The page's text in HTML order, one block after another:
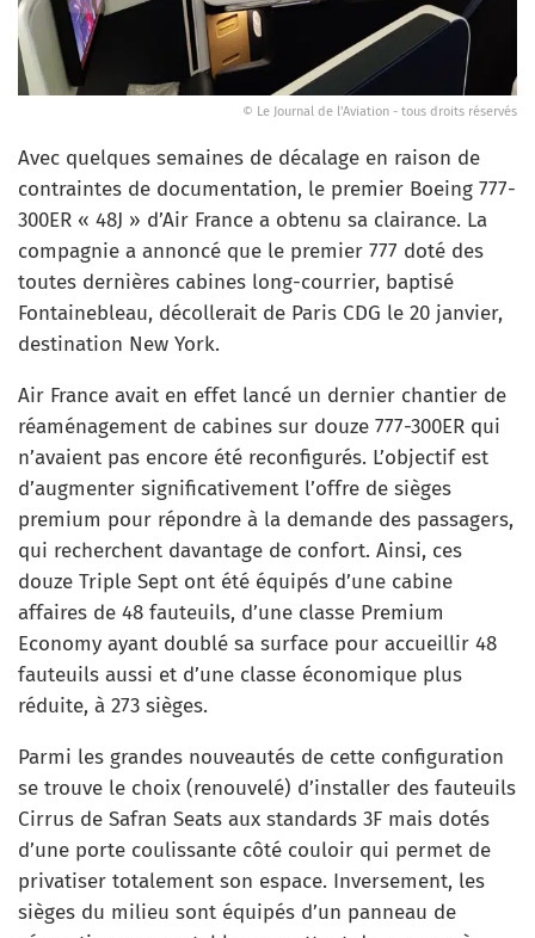
© Le Journal de l'Aviation - tous droits réservés
Avec quelques semaines de décalage en raison de
contraintes de documentation, le premier Boeing 777-
300ER « 48J » d’Air France a obtenu sa clairance. La
compagnie a annoncé que le premier 777 doté des
toutes dernières cabines long-courrier, baptisé
Fontainebleau, décollerait de Paris CDG le 20 janvier,
destination New York.
Air France avait en effet lancé un dernier chantier de
réaménagement de cabines sur douze 777-300ER qui
n’avaient pas encore été reconfigurés. L’objectif est
d’augmenter significativement l’offre de sièges
premium pour répondre à la demande des passagers,
qui recherchent davantage de confort. Ainsi, ces
douze Triple Sept ont été équipés d’une cabine
affaires de 48 fauteuils, d’une classe Premium
Economy ayant doublé sa surface pour accueillir 48
fauteuils aussi et d’une classe économique plus
réduite, à 273 sièges.
Parmi les grandes nouveautés de cette configuration
se trouve le choix (renouvelé) d’installer des fauteuils
Cirrus de Safran Seats aux standards 3F mais dotés
d’une porte coulissante côté couloir qui permet de
privatiser totalement son espace. Inversement, les
sièges du milieu sont équipés d’un panneau de